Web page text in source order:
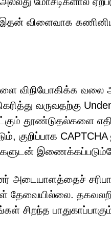
விளைவாக
விநியோகிக்க வலை
வருவதற்கு
தூண்டுதல்களை
குறிப்பாக CAPTCHA
அடையாளத்தைச்
தேவையில்லை.
சிறந்த